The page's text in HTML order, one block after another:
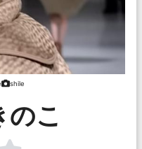
shile
のこ